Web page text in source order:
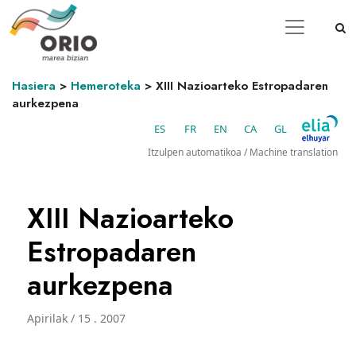
Hasiera > Hemeroteka > XIII Nazioarteko Estropadaren
aurkezpena
ES FR EN CA GL
Itzulpen automatikoa / Machine translation
XIII Nazioarteko
Estropadaren
aurkezpena
Apirilak / 15 . 2007